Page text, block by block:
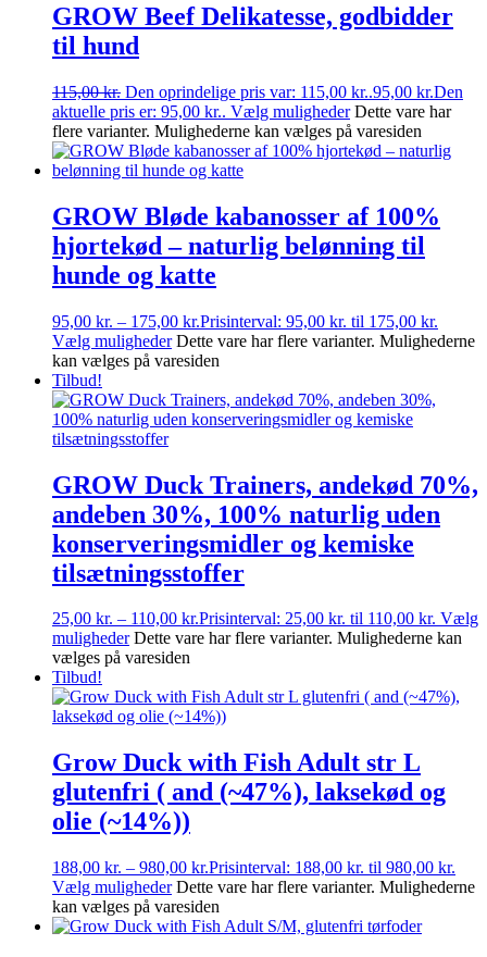
GROW Beef Delikatesse, godbidder
til hund
115,00kr. Den oprindelige pris var: 115,00 kr..95,00 kr.Den
aktuelle pris er: 95,00 kr.. Vælg muligheder Dette vare har
flere varianter. Mulighederne kan vælges på varesiden
GROW Bløde kabanosser af 100%
hjortekød – naturlig belønning til
hunde og katte
95,00 kr. – 175,00 kr.Prisinterval: 95,00 kr. til 175,00 kr.
Vælg muligheder Dette vare har flere varianter. Mulighederne
kan vælges på varesiden
Tilbud!
GROW Duck Trainers, andekød 70%,
andeben 30%, 100% naturlig uden
konserveringsmidler og kemiske
tilsætningsstoffer
25,00 kr. – 110,00 kr.Prisinterval: 25,00 kr. til 110,00 kr. Vælg
muligheder Dette vare har flere varianter. Mulighederne kan
vælges på varesiden
Tilbud!
Grow Duck with Fish Adult str L
glutenfri ( and (~47%), laksekød og
olie (~14%))
188,00 kr. – 980,00 kr.Prisinterval: 188,00 kr. til 980,00 kr.
Vælg muligheder Dette vare har flere varianter. Mulighederne
kan vælges på varesiden